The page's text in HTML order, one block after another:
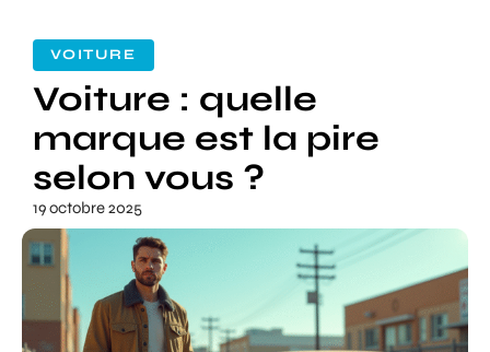
VOITURE
Voiture : quelle
marque est la pire
selon vous ?
19 octobre 2025